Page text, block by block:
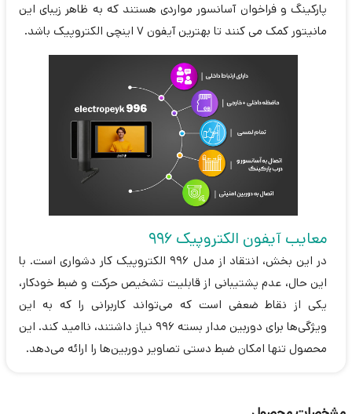
پارکینگ و فراخوان آسانسور مواردی هستند که به ظاهر زیبای این
مانیتور کمک می کنند تا بهترین آیفون 7 اینچی الکتروپیک باشد.
معایب آیفون الکتروپیک 996
در این بخش، انتقاد از مدل 996 الکتروپیک کار دشواری است. با
این حال، عدم پشتیبانی از قابلیت تشخیص حرکت و ضبط خودکار،
یکی از نقاط ضعفی است که می‌تواند کاربرانی را که به این
ویژگی‌ها برای دوربین مدار بسته 996 نیاز داشتند، ناامید کند. این
محصول تنها امکان ضبط دستی تصاویر دوربین‌ها را ارائه می‌دهد.